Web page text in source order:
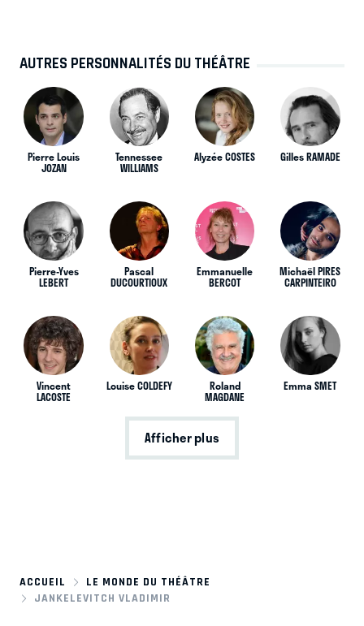
AUTRES PERSONNALITÉS DU THÉÂTRE
Pierre Louis
JOZAN
Tennessee
WILLIAMS
Alyzée COSTES Gilles RAMADE
Pierre-Yves
LEBERT
Pascal
DUCOURTIOUX
Emmanuelle
BERCOT
Michaël PIRES
CARPINTEIRO
Vincent
LACOSTE
Louise COLDEFY Roland
MAGDANE
Emma SMET
Afficher plus
ACCUEIL
LE MONDE DU THÉÂTRE
JANKELEVITCH VLADIMIR